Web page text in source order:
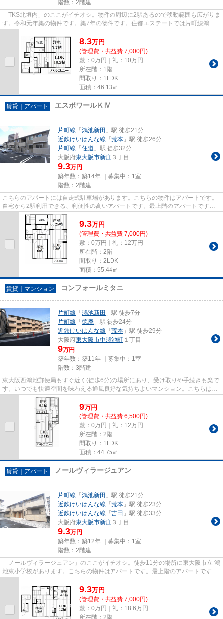
階数：2階建
「TKS北垣内」のここがイチオシ。物件の周辺に2駅あるので移動範囲も広がりま
す。令和元年築の物件です。築7年の物件です。住都エステートでは片町線鴻池
8.3万円
(管理費・共益費 7,000円)
敷：0万円｜礼：10万円
所在階：1階
間取り：1LDK
面積：46.13㎡
賃貸｜アパート エスポワールＫⅣ
片町線 「 鴻池新田 」駅 徒歩21分
近鉄けいはんな線 「 荒本 」駅 徒歩26分
片町線 「 住道 」駅 徒歩32分
大阪府東大阪市新庄 ３丁目
9.3万円
築年数：築14年 ｜募集中： 1室
階数：2階建
こちらのアパートには自走式駐車場があります。こちらの物件はアパートです。
自宅から2駅利用できる、利便性の高いアパートです。最上階のアパートです。
片町線鴻池新田駅から歩いてす...
9.3万円
(管理費・共益費 7,000円)
敷：0万円｜礼：12万円
所在階：2階
間取り：2LDK
面積：55.44㎡
賃貸｜マンション コンフォールミタニ
片町線 「 鴻池新田 」駅 徒歩7分
片町線 「 徳庵 」駅 徒歩24分
近鉄けいはんな線 「 荒本 」駅 徒歩29分
大阪府東大阪市中鴻池町 １丁目
9万円
築年数：築11年 ｜募集中： 1室
階数：3階建
東大阪西鴻池郵便局もすぐ近く(徒歩6分)の場所にあり、受け取りや手続きも楽で
す。いつでも快適空間を味わえる通風良好な気持ちよいマンション。こちらはマ
ンションタイプになります。...
9万円
(管理費・共益費 6,500円)
敷：0万円｜礼：12万円
所在階：2階
間取り：1LDK
面積：44.75㎡
賃貸｜アパート ノールヴィラージュアン
片町線 「 鴻池新田 」駅 徒歩21分
近鉄けいはんな線 「 荒本 」駅 徒歩23分
近鉄けいはんな線 「 吉田 」駅 徒歩33分
大阪府東大阪市新庄 ３丁目
9.3万円
築年数：築12年 ｜募集中： 1室
階数：2階建
「ノールヴィラージュアン」のここがイチオシ。徒歩11分の場所に東大阪市立 鴻
池東小学校があります。こちらの物件はアパートです。最上階のアパートです。
9.3万円
(管理費・共益費 7,000円)
敷：0万円｜礼：18.6万円
所在階：2階